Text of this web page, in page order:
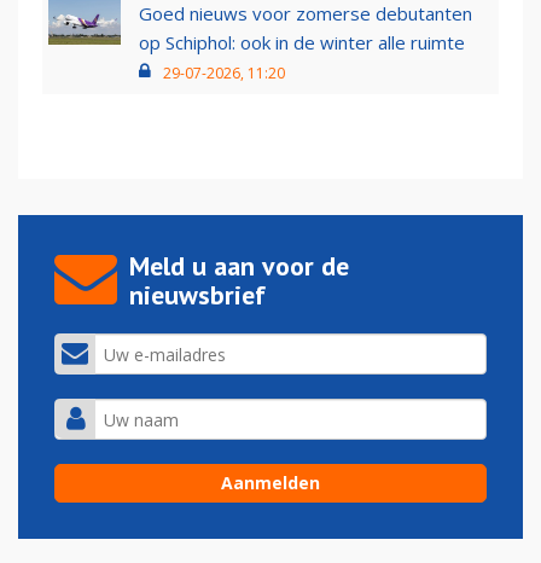
Goed nieuws voor zomerse debutanten
op Schiphol: ook in de winter alle ruimte
29-07-2026, 11:20
Meld u aan voor de
nieuwsbrief